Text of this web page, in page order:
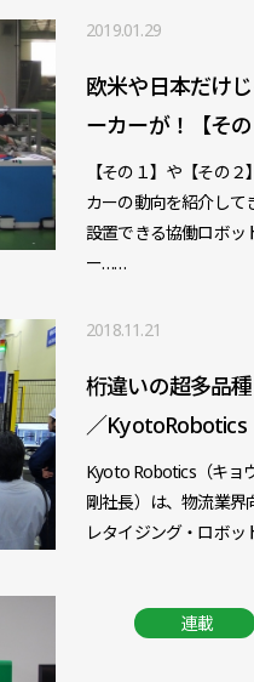
2019.01.29
欧米や日本だけ
ーカーが！【その
【その１】や【その
カーの動向を紹介して
設置できる協働ロボッ
ー……
2018.11.21
桁違いの超多品
／KyotoRobotics
Kyoto Robotics（キョ
剛社長）は、物流業界
レタイジング・ロボ
連載